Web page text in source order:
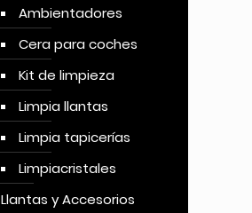
Ambientadores
Cera para coches
Kit de limpieza
Limpia llantas
Limpia tapicerías
Limpiacristales
Llantas y Accesorios